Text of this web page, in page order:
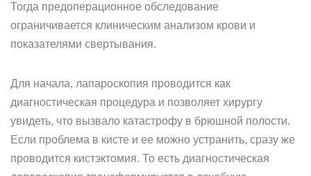
Тогда предоперационное обследование
ограничивается клиническим анализом крови и
показателями свертывания.
Для начала, лапароскопия проводится как
диагностическая процедура и позволяет хирургу
увидеть, что вызвало катастрофу в брюшной полости.
Если проблема в кисте и ее можно устранить, сразу же
проводится кистэктомия. То есть диагностическая